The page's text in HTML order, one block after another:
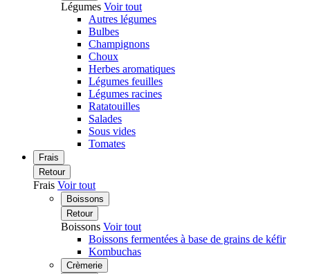
Légumes Voir tout
Autres légumes
Bulbes
Champignons
Choux
Herbes aromatiques
Légumes feuilles
Légumes racines
Ratatouilles
Salades
Sous vides
Tomates
Frais
Retour
Frais Voir tout
Boissons
Retour
Boissons Voir tout
Boissons fermentées à base de grains de kéfir
Kombuchas
Crèmerie